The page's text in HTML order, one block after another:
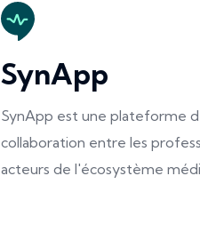
SynApp
SynApp est une plateforme
collaboration entre les
acteurs de l'écosystème